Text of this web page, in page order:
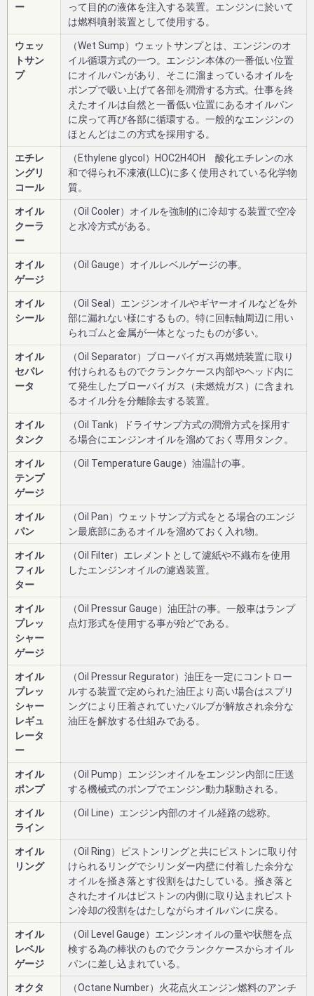
ー
って目的の液体を注入する装置。エンジンに於いて
は燃料噴射装置として使用する。
ウェッ
トサン
プ
（Wet Sump）ウェットサンプとは、エンジンのオ
イル循環方式の一つ。エンジン本体の一番低い位置
にオイルパンがあり、そこに溜まっているオイルを
ポンプで吸い上げて各部を潤滑する方式。仕事を終
えたオイルは自然と一番低い位置にあるオイルパン
に戻って再び各部に循環する。一般的なエンジンの
ほとんどはこの方式を採用する。
エチレ
ングリ
コール
（Ethylene glycol）HOC2H4OH 酸化エチレンの水
和で得られ不凍液(LLC)に多く使用されている化学物
質。
オイル
クーラ
ー
（Oil Cooler）オイルを強制的に冷却する装置で空冷
と水冷方式がある。
オイル
ゲージ
（Oil Gauge）オイルレベルゲージの事。
オイル
シール
（Oil Seal）エンジンオイルやギヤーオイルなどを外
部に漏れない様にするもの。特に回転軸周辺に用い
られゴムと金属が一体となったものが多い。
オイル
セパレ
ータ
（Oil Separator）ブローバイガス再燃焼装置に取り
付けられるものでクランクケース内部やヘッド内に
て発生したブローバイガス（未燃焼ガス）に含まれ
るオイル分を分離除去する装置。
オイル
タンク
（Oil Tank）ドライサンプ方式の潤滑方式を採用す
る場合にエンジンオイルを溜めておく専用タンク。
オイル
テンプ
ゲージ
（Oil Temperature Gauge）油温計の事。
オイル
パン
（Oil Pan）ウェットサンプ方式をとる場合のエンジ
ン最底部にあるオイルを溜めておく入れ物。
オイル
フィル
ター
（Oil Filter）エレメントとして濾紙や不織布を使用
したエンジンオイルの濾過装置。
オイル
プレッ
シャー
ゲージ
（Oil Pressur Gauge）油圧計の事。一般車はランプ
点灯形式を使用する事が殆どである。
オイル
プレッ
シャー
レギュ
レータ
ー
（Oil Pressur Regurator）油圧を一定にコントロー
ルする装置で定められた油圧より高い場合はスプリ
ングにより圧着されていたバルブが解放され余分な
油圧を解放する仕組みである。
オイル
ポンプ
（Oil Pump）エンジンオイルをエンジン内部に圧送
する機械式のポンプでエンジン動力駆動される。
オイル
ライン
（Oil Line）エンジン内部のオイル経路の総称。
オイル
リング
（Oil Ring）ピストンリングと共にピストンに取り付
けられるリングでシリンダー内壁に付着した余分な
オイルを掻き落とす役割をはたしている。掻き落と
されたオイルはピストンの内側に取り込まれピスト
ン冷却の役割をはたしながらオイルパンに戻る。
オイル
レベル
ゲージ
（Oil Level Gauge）エンジンオイルの量や状態を点
検する為の棒状のものでクランクケースからオイル
パンに差し込まれている。
オクタ
（Octane Number）火花点火エンジン燃料のアンチ